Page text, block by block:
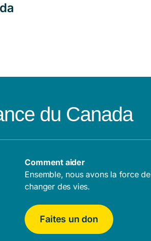
du Canada
Comment aider
Ensemble, nous avons la force de
changer des vies.
Faites un don